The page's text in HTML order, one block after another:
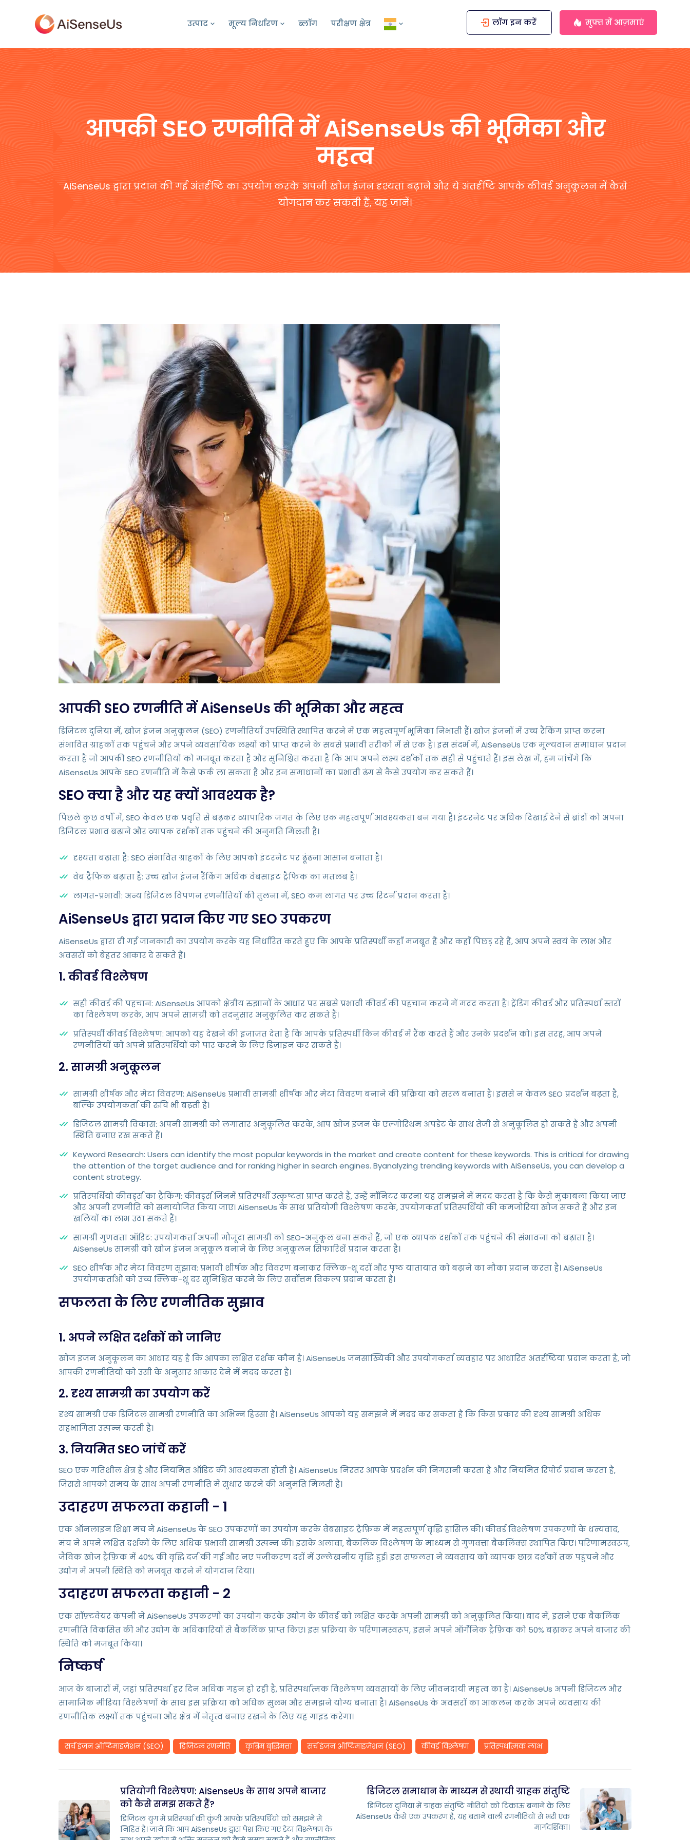
उत्पाद मूल्य निर्धारण ब्लॉग परीक्षण क्षेत्र लॉग इन करें मुफ़्त में आज़माएं
आपकी SEO रणनीति में AiSenseUs की भूमिका और
महत्व
AiSenseUs द्वारा प्रदान की गई अंतर्दृष्टि का उपयोग करके अपनी खोज इंजन दृश्यता बढ़ाने और ये अंतर्दृष्टि आपके कीवर्ड अनुकूलन में कैसे
योगदान कर सकती हैं, यह जानें।
आपकी SEO रणनीति में AiSenseUs की भूमिका और महत्व
डिजिटल दुनिया में, खोज इंजन अनुकूलन (SEO) रणनीतियाँ उपस्थिति स्थापित करने में एक महत्वपूर्ण भूमिका निभाती हैं। खोज इंजनों में उच्च रैंकिंग प्राप्त करना
संभावित ग्राहकों तक पहुंचने और अपने व्यवसायिक लक्ष्यों को प्राप्त करने के सबसे प्रभावी तरीकों में से एक है। इस संदर्भ में, AiSenseUs एक मूल्यवान समाधान प्रदान
करता है जो आपकी SEO रणनीतियों को मजबूत करता है और सुनिश्चित करता है कि आप अपने लक्ष्य दर्शकों तक सही से पहुंचाते हैं। इस लेख में, हम जांचेंगे कि
AiSenseUs आपके SEO रणनीति में कैसे फर्क ला सकता है और इन समाधानों का प्रभावी ढंग से कैसे उपयोग कर सकते हैं।
SEO क्या है और यह क्यों आवश्यक है?
पिछले कुछ वर्षों में, SEO केवल एक प्रवृत्ति से बढ़कर व्यापारिक जगत के लिए एक महत्वपूर्ण आवश्यकता बन गया है। इंटरनेट पर अधिक दिखाई देने से ब्रांडों को अपना
डिजिटल प्रभाव बढ़ाने और व्यापक दर्शकों तक पहुंचने की अनुमति मिलती है।
दृश्यता बढ़ाता है: SEO संभावित ग्राहकों के लिए आपको इंटरनेट पर ढूंढना आसान बनाता है।
वेब ट्रैफिक बढ़ाता है: उच्च खोज इंजन रैंकिंग अधिक वेबसाइट ट्रैफिक का मतलब है।
लागत-प्रभावी: अन्य डिजिटल विपणन रणनीतियों की तुलना में, SEO कम लागत पर उच्च रिटर्न प्रदान करता है।
AiSenseUs द्वारा प्रदान किए गए SEO उपकरण
AiSenseUs द्वारा दी गई जानकारी का उपयोग करके यह निर्धारित करते हुए कि आपके प्रतिस्पर्धी कहाँ मजबूत हैं और कहाँ पिछड़ रहे हैं, आप अपने स्वयं के लाभ और
अवसरों को बेहतर आकार दे सकते हैं।
1. कीवर्ड विश्लेषण
सही कीवर्ड की पहचान: AiSenseUs आपको क्षेत्रीय रुझानों के आधार पर सबसे प्रभावी कीवर्ड की पहचान करने में मदद करता है। ट्रेंडिंग कीवर्ड और प्रतिस्पर्धा स्तरों
का विश्लेषण करके, आप अपने सामग्री को तदनुसार अनुकूलित कर सकते हैं।
प्रतिस्पर्धी कीवर्ड विश्लेषण: आपको यह देखने की इजाज़त देता है कि आपके प्रतिस्पर्धी किन कीवर्ड में रैंक करते हैं और उनके प्रदर्शन को। इस तरह, आप अपने
रणनीतियों को अपने प्रतिस्पर्धियों को पार करने के लिए डिज़ाइन कर सकते हैं।
2. सामग्री अनुकूलन
सामग्री शीर्षक और मेटा विवरण: AiSenseUs प्रभावी सामग्री शीर्षक और मेटा विवरण बनाने की प्रक्रिया को सरल बनाता है। इससे न केवल SEO प्रदर्शन बढ़ता है,
बल्कि उपयोगकर्ता की रुचि भी बढ़ती है।
डिजिटल सामग्री विकास: अपनी सामग्री को लगातार अनुकूलित करके, आप खोज इंजन के एल्गोरिथम अपडेट के साथ तेजी से अनुकूलित हो सकते हैं और अपनी
स्थिति बनाए रख सकते हैं।
Keyword Research: Users can identify the most popular keywords in the market and create content for these keywords. This is critical for drawing
the attention of the target audience and for ranking higher in search engines. Byanalyzing trending keywords with AiSenseUs, you can develop a
content strategy.
प्रतिस्पर्धियो कीवर्ड्स का ट्रैकिंग: कीवर्ड्स जिनमें प्रतिस्पर्धी उत्कृष्टता प्राप्त करते हैं, उन्हें मॉनिटर करना यह समझने में मदद करता है कि कैसे मुकाबला किया जाए
और अपनी रणनीति को समायोजित किया जाए। AiSenseUs के साथ प्रतियोगी विश्लेषण करके, उपयोगकर्ता प्रतिस्पर्धियों की कमजोरियां खोज सकते हैं और इन
खलियों का लाभ उठा सकते हैं।
सामग्री गुणवत्ता ऑडिट: उपयोगकर्ता अपनी मौजूदा सामग्री को SEO-अनुकूल बना सकते हैं, जो एक व्यापक दर्शकों तक पहुंचने की संभावना को बढ़ाता है।
AiSenseUs सामग्री को खोज इंजन अनुकूल बनाने के लिए अनुकूलन सिफारिशें प्रदान करता है।
SEO शीर्षक और मेटा विवरण सुझाव: प्रभावी शीर्षक और विवरण बनाकर क्लिक-थ्रू दरों और पृष्ठ यातायात को बढ़ाने का मौका प्रदान करता है। AiSenseUs
उपयोगकर्ताओं को उच्च क्लिक-थ्रू दर सुनिश्चित करने के लिए सर्वोत्तम विकल्प प्रदान करता है।
सफलता के लिए रणनीतिक सुझाव
1. अपने लक्षित दर्शकों को जानिए
खोज इंजन अनुकूलन का आधार यह है कि आपका लक्षित दर्शक कौन है। AiSenseUs जनसांख्यिकी और उपयोगकर्ता व्यवहार पर आधारित अंतर्दृष्टियां प्रदान करता है, जो
आपकी रणनीतियों को उसी के अनुसार आकार देने में मदद करता है।
2. दृश्य सामग्री का उपयोग करें
दृश्य सामग्री एक डिजिटल सामग्री रणनीति का अभिन्न हिस्सा है। AiSenseUs आपको यह समझने में मदद कर सकता है कि किस प्रकार की दृश्य सामग्री अधिक
सहभागिता उत्पन्न करती है।
3. नियमित SEO जांचें करें
SEO एक गतिशील क्षेत्र है और नियमित ऑडिट की आवश्यकता होती है। AiSenseUs निरंतर आपके प्रदर्शन की निगरानी करता है और नियमित रिपोर्ट प्रदान करता है,
जिससे आपको समय के साथ अपनी रणनीति में सुधार करने की अनुमति मिलती है।
उदाहरण सफलता कहानी - 1
एक ऑनलाइन शिक्षा मंच ने AiSenseUs के SEO उपकरणों का उपयोग करके वेबसाइट ट्रैफ़िक में महत्वपूर्ण वृद्धि हासिल की। कीवर्ड विश्लेषण उपकरणों के धन्यवाद,
मंच ने अपने लक्षित दर्शकों के लिए अधिक प्रभावी सामग्री उत्पन्न की। इसके अलावा, बैकलिंक विश्लेषण के माध्यम से गुणवत्ता बैकलिंक्स स्थापित किए। परिणामस्वरूप,
जैविक खोज ट्रैफ़िक में 40% की वृद्धि दर्ज की गई और नए पंजीकरण दरों में उल्लेखनीय वृद्धि हुई। इस सफलता ने व्यवसाय को व्यापक छात्र दर्शकों तक पहुंचने और
उद्योग में अपनी स्थिति को मजबूत करने में योगदान दिया।
उदाहरण सफलता कहानी - 2
एक सॉफ़्टवेयर कंपनी ने AiSenseUs उपकरणों का उपयोग करके उद्योग के कीवर्ड को लक्षित करके अपनी सामग्री को अनुकूलित किया। बाद में, इसने एक बैकलिंक
रणनीति विकसित की और उद्योग के अधिकारियों से बैकलिंक प्राप्त किए। इस प्रक्रिया के परिणामस्वरूप, इसने अपने ऑर्गेनिक ट्रैफ़िक को 50% बढ़ाकर अपने बाजार की
स्थिति को मजबूत किया।
निष्कर्ष
आज के बाजारों में, जहां प्रतिस्पर्धा हर दिन अधिक गहन हो रही है, प्रतिस्पर्धात्मक विश्लेषण व्यवसायों के लिए जीवनदायी महत्व का है। AiSenseUs अपनी डिजिटल और
सामाजिक मीडिया विश्लेषणों के साथ इस प्रक्रिया को अधिक सुलभ और समझने योग्य बनाता है। AiSenseUs के अवसरों का आकलन करके अपने व्यवसाय की
रणनीतिक लक्ष्यों तक पहुंचना और क्षेत्र में नेतृत्व बनाए रखने के लिए यह गाइड करेगा।
सर्च इंजन ऑप्टिमाइज़ेशन (SEO) डिजिटल रणनीति कृत्रिम बुद्धिमत्ता सर्च इंजन ऑप्टिमाइज़ेशन (SEO) कीवर्ड विश्लेषण प्रतिस्पर्धात्मक लाभ
प्रतियोगी विश्लेषण: AiSenseUs के साथ अपने बाजार
को कैसे समझ सकते हैं?
डिजिटल युग में प्रतिस्पर्धा की कुंजी आपके प्रतिस्पर्धियों को समझने में
निहित है। जानें कि आप AiSenseUs द्वारा पेश किए गए डेटा विश्लेषण के
डिजिटल समाधान के माध्यम से स्थायी ग्राहक संतुष्टि
डिजिटल दुनिया में ग्राहक संतुष्टि नीतियों को टिकाऊ बनाने के लिए
AiSenseUs कैसे एक उपकरण है, यह बताने वाली रणनीतियों से भरी एक
मार्गदर्शिका।